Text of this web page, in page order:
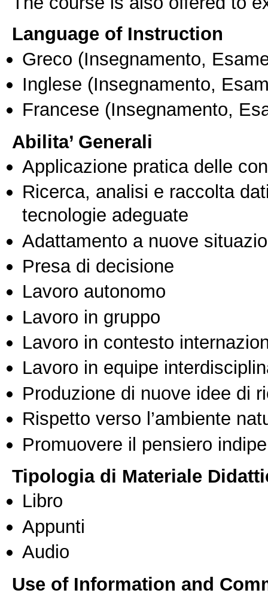
Language of Instruction
Greco (Insegnamento,
Inglese (Insegnamento,
Francese (Insegnamento,
Abilita’ Generali
Applicazione pratica delle
Ricerca, analisi e raccolta
tecnologie adeguate
Adattamento a nuove
Presa di decisione
Lavoro autonomo
Lavoro in gruppo
Lavoro in contesto
Lavoro in equipe
Produzione di nuove idee di
Rispetto verso l’ambiente
Promuovere il pensiero
Tipologia di Materiale
Libro
Appunti
Audio
Use of Information and